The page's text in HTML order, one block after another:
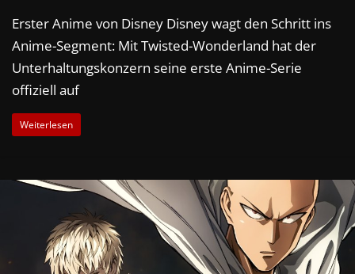
Erster Anime von Disney Disney wagt den Schritt ins
Anime-Segment: Mit Twisted-Wonderland hat der
Unterhaltungskonzern seine erste Anime-Serie
offiziell auf
Weiterlesen